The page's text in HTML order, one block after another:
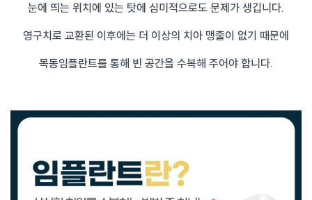
눈에 띄는 위치에 있는 탓에 심미적으로도 문제가 생깁니다.
영구치로 교환된 이후에는 더 이상의 치아 맹출이 없기 때문에
목동임플란트를 통해 빈 공간을 수복해 주어야 합니다.